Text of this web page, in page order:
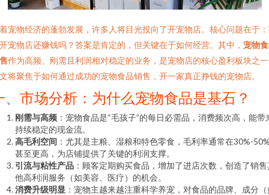
宠物经济的蓬勃发展，许多人将目光投向了开宠物店。核心问题在于
宠物店还赚钱吗？答案是肯定的，但关键在于如何经营。其中， 宠物
作为高频、刚需且利润相对稳定的业务，是宠物店的核心盈利板块之
将聚焦于如何通过成功的宠物食品销售，开一家真正挣钱的宠物店。
、市场分析：为什么宠物食品是基石？
刚需与高频 ：宠物食品是“毛孩子”的每日必需品，消费频次高，能带
持续稳定的现金流。
高毛利空间 ：尤其是主粮、湿粮和特色零食，毛利率通常在30%-
甚至更高，为店铺提供了关键的利润支撑。
引流与粘性产品 ：顾客定期购买食品，增加了进店次数，创造了销售
他高利润服务（如美容、医疗）的机会。
消费升级明显 ：宠物主越来越注重科学养宠，对食品的品牌、成分（